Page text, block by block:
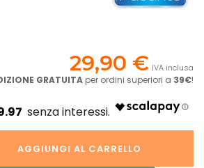
29,90 € IVA inclusa
GRATUITA per ordini superiori a 39€!
AGGIUNGI AL CARRELLO